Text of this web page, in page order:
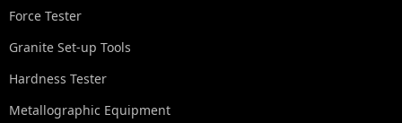
Force Tester
Granite Set-up Tools
Hardness Tester
Metallographic Equipment